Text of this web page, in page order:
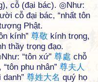
cỗ (đại bác). ◎Như:
cỗ đại bác, “nhất tôn
Phật.
kính” 尊敬 kính trọng,
thầy trọng đạo.
“tôn xứ” 尊處 chỗ
“tôn phu nhân” 尊夫 人
尊姓大名 quý họ